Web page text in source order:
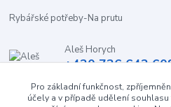
Rybářské potřeby-Na prutu
Aleš Horych
+420 736 642
Pro základní funkčnost,
účely a v případě udělení